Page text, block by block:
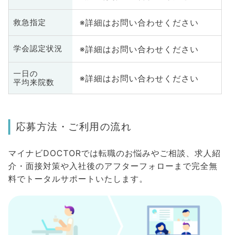
救急指定 ※詳細はお問い合わせください
学会認定状況 ※詳細はお問い合わせください
一日の
平均来院数
※詳細はお問い合わせください
応募方法・ご利用の流れ
マイナビDOCTORでは転職のお悩みやご相談、求人紹
介・面接対策や入社後のアフターフォローまで完全無
料でトータルサポートいたします。